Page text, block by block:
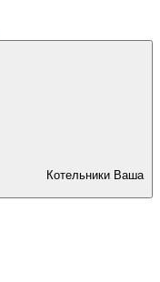
Котельники Ваша